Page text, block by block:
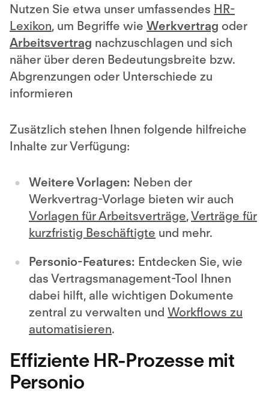
Nutzen Sie etwa unser umfassendes HR-
Lexikon, um Begriffe wieWerkvertrag oder
Arbeitsvertrag nachzuschlagen und sich
näher über deren Bedeutungsbreite bzw.
Abgrenzungen oder Unterschiede zu
informieren
Zusätzlich stehen Ihnen folgende hilfreiche
Inhalte zur Verfügung:
Weitere Vorlagen: Neben der
Werkvertrag-Vorlage bieten wir auch
Vorlagen für Arbeitsverträge,Verträge für
kurzfristig Beschäftigte und mehr.
Personio-Features: Entdecken Sie, wie
das Vertragsmanagement-Tool Ihnen
dabei hilft, alle wichtigen Dokumente
zentral zu verwalten undWorkflows zu
automatisieren.
Effiziente HR-Prozesse mit
Personio